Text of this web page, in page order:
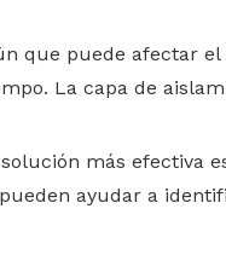
que puede afectar
La capa de
más efectiva
ayudar a